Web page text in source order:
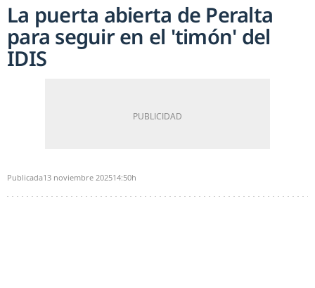
La puerta abierta de Peralta
para seguir en el 'timón' del
IDIS
Publicada13 noviembre 202514:50h